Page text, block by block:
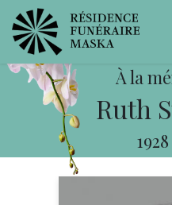
À la
Ruth
1928